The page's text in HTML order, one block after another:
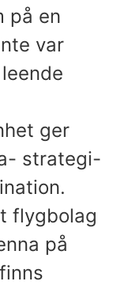
på en
var
ger
strategi-
flygbolag
på